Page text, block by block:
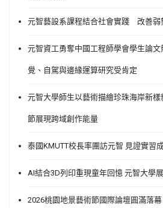
元智藝設系課程結合社會實踐 改善弱
元智資工勇奪中國工程師學會學生論
覺、自駕與邊緣運算研究受肯定
元智大學師生以藝術描繪珍珠海岸新
節展現跨域創作能量
泰國KMUTT校長率團訪元智 見證實習
AI結合3D列印重現童年回憶 元智大學
2026桃園地景藝術節國際論壇圓滿落